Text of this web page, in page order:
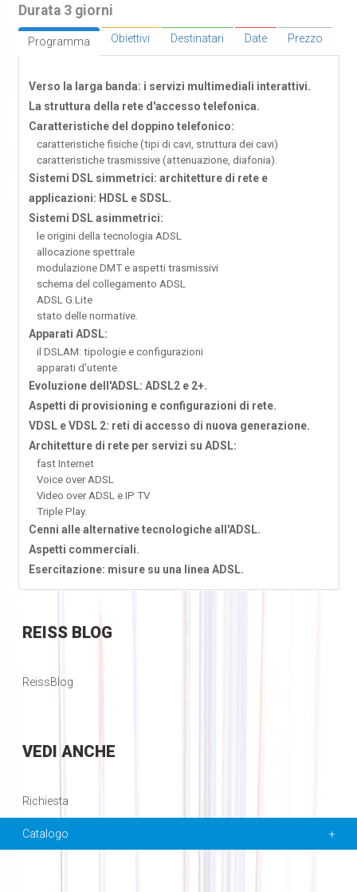
Durata 3 giorni
Programma Obiettivi Destinatari Date Prezzo
Verso la larga banda: i servizi multimediali interattivi.
La struttura della rete d'accesso telefonica.
Caratteristiche del doppino telefonico:
caratteristiche fisiche (tipi di cavi, struttura dei cavi)
caratteristiche trasmissive (attenuazione, diafonia).
Sistemi DSL simmetrici: architetture di rete e
applicazioni: HDSL e SDSL.
Sistemi DSL asimmetrici:
le origini della tecnologia ADSL
allocazione spettrale
modulazione DMT e aspetti trasmissivi
schema del collegamento ADSL
ADSL G.Lite
stato delle normative.
Apparati ADSL:
il DSLAM: tipologie e configurazioni
apparati d'utente.
Evoluzione dell'ADSL: ADSL2 e 2+.
Aspetti di provisioning e configurazioni di rete.
VDSL e VDSL 2: reti di accesso di nuova generazione.
Architetture di rete per servizi su ADSL:
fast Internet
Voice over ADSL
Video over ADSL e IP TV
Triple Play.
Cenni alle alternative tecnologiche all'ADSL.
Aspetti commerciali.
Esercitazione: misure su una linea ADSL.
REISSBLOG
ReissBlog
VEDI ANCHE
Richiesta
Catalogo